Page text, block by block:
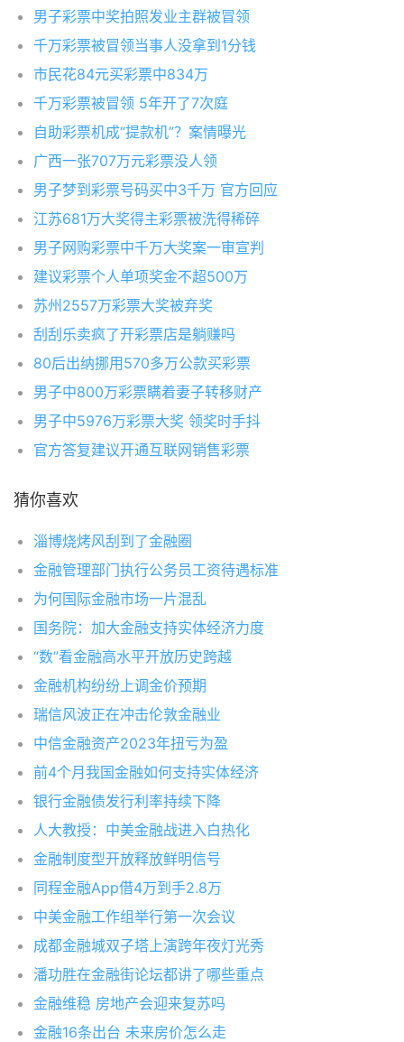
男子彩票中奖拍照发业主群被冒领
千万彩票被冒领当事人没拿到1分钱
市民花84元买彩票中834万
千万彩票被冒领 5年开了7次庭
自助彩票机成“提款机”？案情曝光
广西一张707万元彩票没人领
男子梦到彩票号码买中3千万 官方回应
江苏681万大奖得主彩票被洗得稀碎
男子网购彩票中千万大奖案一审宣判
建议彩票个人单项奖金不超500万
苏州2557万彩票大奖被弃奖
刮刮乐卖疯了开彩票店是躺赚吗
80后出纳挪用570多万公款买彩票
男子中800万彩票瞒着妻子转移财产
男子中5976万彩票大奖 领奖时手抖
官方答复建议开通互联网销售彩票
猜你喜欢
淄博烧烤风刮到了金融圈
金融管理部门执行公务员工资待遇标准
为何国际金融市场一片混乱
国务院：加大金融支持实体经济力度
“数”看金融高水平开放历史跨越
金融机构纷纷上调金价预期
瑞信风波正在冲击伦敦金融业
中信金融资产2023年扭亏为盈
前4个月我国金融如何支持实体经济
银行金融债发行利率持续下降
人大教授：中美金融战进入白热化
金融制度型开放释放鲜明信号
同程金融App借4万到手2.8万
中美金融工作组举行第一次会议
成都金融城双子塔上演跨年夜灯光秀
潘功胜在金融街论坛都讲了哪些重点
金融维稳 房地产会迎来复苏吗
金融16条出台 未来房价怎么走